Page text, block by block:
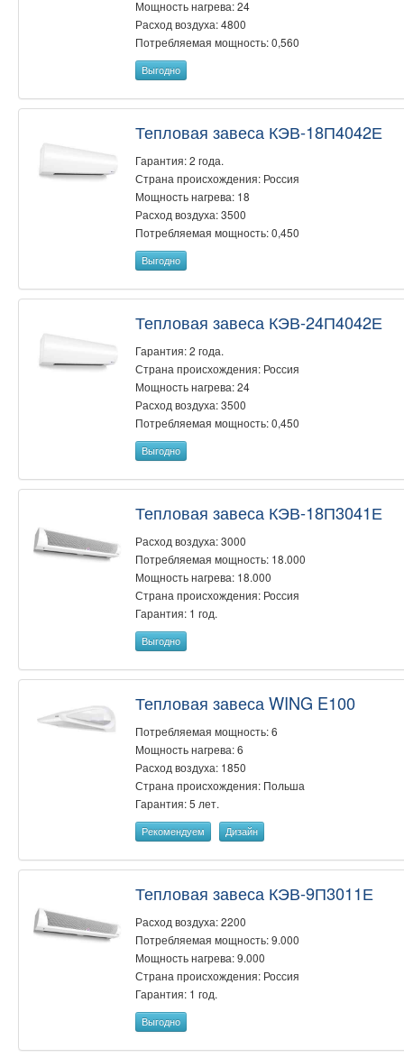
Мощность нагрева: 24
Расход воздуха: 4800
Потребляемая мощность: 0,560
Выгодно
Тепловая завеса КЭВ-18П4042Е
Гарантия: 2 года.
Страна происхождения: Россия
Мощность нагрева: 18
Расход воздуха: 3500
Потребляемая мощность: 0,450
Выгодно
Тепловая завеса КЭВ-24П4042Е
Гарантия: 2 года.
Страна происхождения: Россия
Мощность нагрева: 24
Расход воздуха: 3500
Потребляемая мощность: 0,450
Выгодно
Тепловая завеса КЭВ-18П3041Е
Расход воздуха: 3000
Потребляемая мощность: 18.000
Мощность нагрева: 18.000
Страна происхождения: Россия
Гарантия: 1 год.
Выгодно
Тепловая завеса WING E100
Потребляемая мощность: 6
Мощность нагрева: 6
Расход воздуха: 1850
Страна происхождения: Польша
Гарантия: 5 лет.
Рекомендуем Дизайн
Тепловая завеса КЭВ-9П3011Е
Расход воздуха: 2200
Потребляемая мощность: 9.000
Мощность нагрева: 9.000
Страна происхождения: Россия
Гарантия: 1 год.
Выгодно